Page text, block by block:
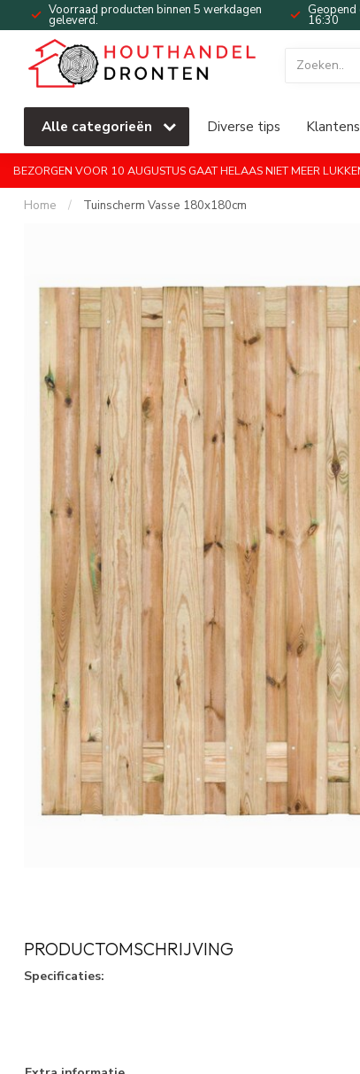
Voorraad producten binnen 5 werkdagen
geleverd. 16:30
Alle categorieën Diverse tips
BEZORGEN VOOR 10 AUGUSTUS GAAT HELAAS NIET MEER
Home / Tuinscherm Vasse 180x180cm
PRODUCTOMSCHRIJVING
Specificaties: